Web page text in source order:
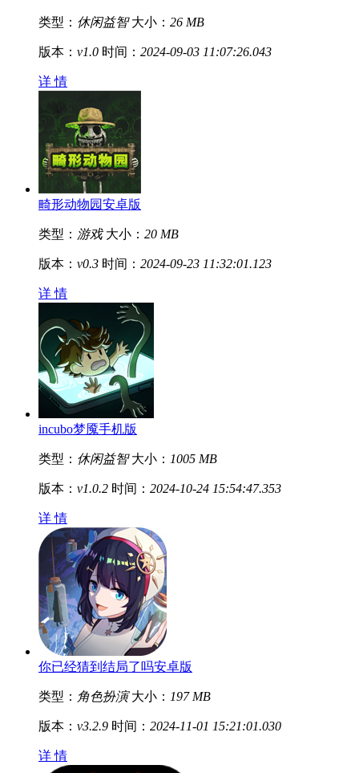
类型： 休闲益智 大小： 26 MB
版本： v1.0 时间： 2024-09-03 11:07:26.043
详 情
畸形动物园安卓版
类型： 游戏 大小： 20 MB
版本： v0.3 时间： 2024-09-23 11:32:01.123
详 情
incubo梦魇手机版
类型： 休闲益智 大小： 1005 MB
版本： v1.0.2 时间： 2024-10-24 15:54:47.353
详 情
你已经猜到结局了吗安卓版
类型： 角色扮演 大小： 197 MB
版本： v3.2.9 时间： 2024-11-01 15:21:01.030
详 情